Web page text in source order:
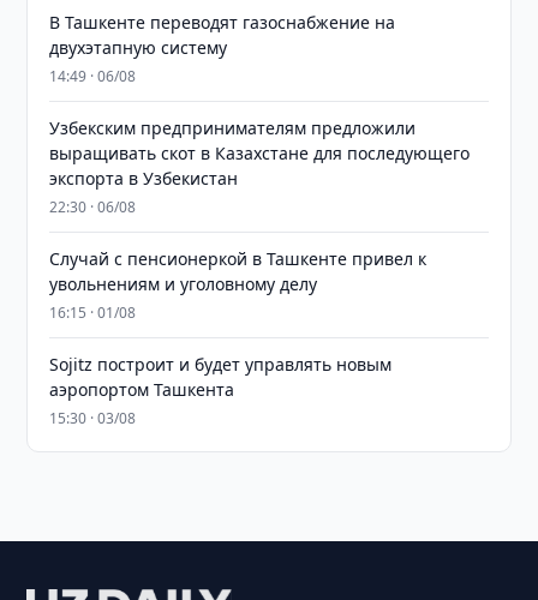
В Ташкенте переводят газоснабжение на
двухэтапную систему
14:49 · 06/08
Узбекским предпринимателям предложили
выращивать скот в Казахстане для последующего
экспорта в Узбекистан
22:30 · 06/08
Случай с пенсионеркой в Ташкенте привел к
увольнениям и уголовному делу
16:15 · 01/08
Sojitz построит и будет управлять новым
аэропортом Ташкента
15:30 · 03/08